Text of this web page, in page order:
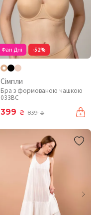
Фан Дні -52%
Сімпли
Бра з формованою чашкою
033BC
399 ₴ 839₴